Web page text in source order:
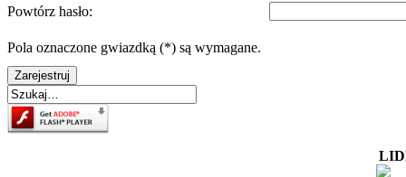
Powtórz hasło:
Pola oznaczone gwiazdką (*) są wymagane.
Zarejestruj